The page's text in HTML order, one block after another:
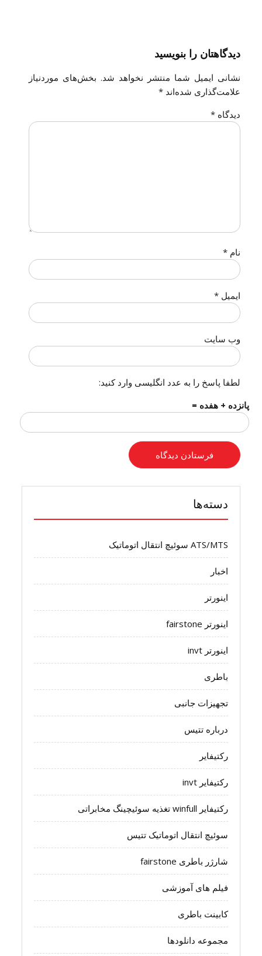
دیدگاهتان را بنویسید
نشانی ایمیل شما منتشر نخواهد شد. بخش‌های موردنیاز
علامت‌گذاری شده‌اند*
دیدگاه*
نام*
ایمیل*
وب‌ سایت
لطفا پاسخ را به عدد انگلیسی وارد کنید:
پانزده + هفده =
دسته‌ها
ATS/MTS سوئیچ انتقال اتوماتیک
اخبار
اینورتر
اینورتر fairstone
اینورتر invt
باطری
تجهیزات جانبی
درباره تتیس
رکتیفایر
رکتیفایر invt
رکتیفایر winfull تغذیه سوئیچینگ مخابراتی
سوئیچ انتقال اتوماتیک تتیس
شارژر باطری fairstone
فیلم های آموزشی
کابینت باطری
مجموعه دانلودها